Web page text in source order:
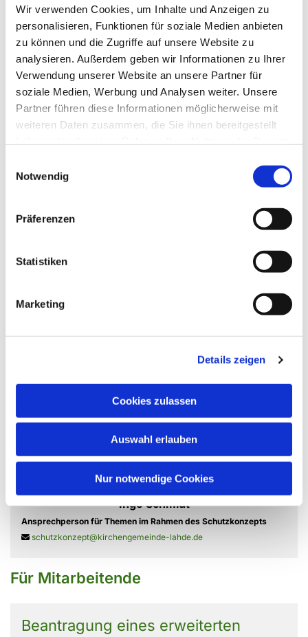
Wir verwenden Cookies, um Inhalte und Anzeigen zu
personalisieren, Funktionen für soziale Medien anbieten
zu können und die Zugriffe auf unsere Website zu
analysieren. Außerdem geben wir Informationen zu Ihrer
Verwendung unserer Website an unsere Partner für
soziale Medien, Werbung und Analysen weiter. Unsere
Partner führen diese Informationen möglicherweise mit
weiteren Daten zusammen, die Sie ihnen bereitgestellt
Notwendig
Präferenzen
Statistiken
Marketing
Details zeigen
Cookies zulassen
Auswahl erlauben
Nur notwendige Cookies
Meldestelle
Fachstelle „Prävention und Intervention“ der
Evangelischen Kirche von Westfalen
Landeskirchenamt
Altstädter Kirchplatz 5, 33602 Bielefeld
Telefon: 0521/594-381 - Mobil: 0171/5516914 - E-Mail:
meldestelle@ekvw.de
www.evangelisch-in-westfalen.de
Alle Infos kompakt auf der Seite der EKD
Oder auf dieser Seite des Bundes
Schutzkonzept und Informationsflyer
(Download)
Schutzkonzept der Ev.-Luth.
Flyer 3 - Wie melde ich sexualisierte
Ansprechpartner
Ingo Schmidt
Ansprechperson für Themen im Rahmen des Schutzkonzepts
 schutzkonzept@kirchengemeinde-lahde.de
Für Mitarbeitende
Beantragung eines erweiterten